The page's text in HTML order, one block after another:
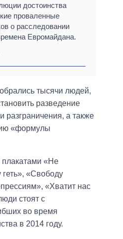
достоинства
проваленные
о расследовании
Евромайдана.
тысячи людей,
разведение
разграничения, а также
«формулы
«Не
«Свободу
«Хватит нас
стоят с
во время
в 2014 году.